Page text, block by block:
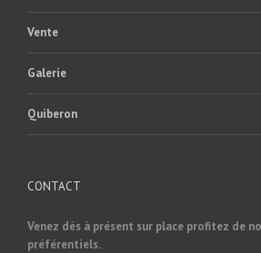
Vente
Galerie
Quiberon
CONTACT
Venez dès à présent sur place profitez de
préférentiels.